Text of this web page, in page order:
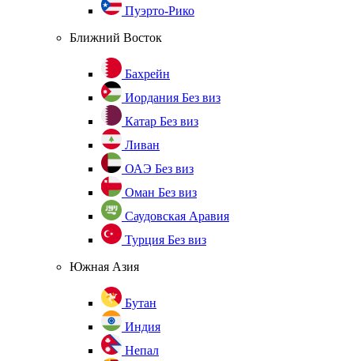
Пуэрто-Рико
Ближний Восток
Бахрейн
Иордания Без виз
Катар Без виз
Ливан
ОАЭ Без виз
Оман Без виз
Саудовская Аравия
Турция Без виз
Южная Азия
Бутан
Индия
Непал